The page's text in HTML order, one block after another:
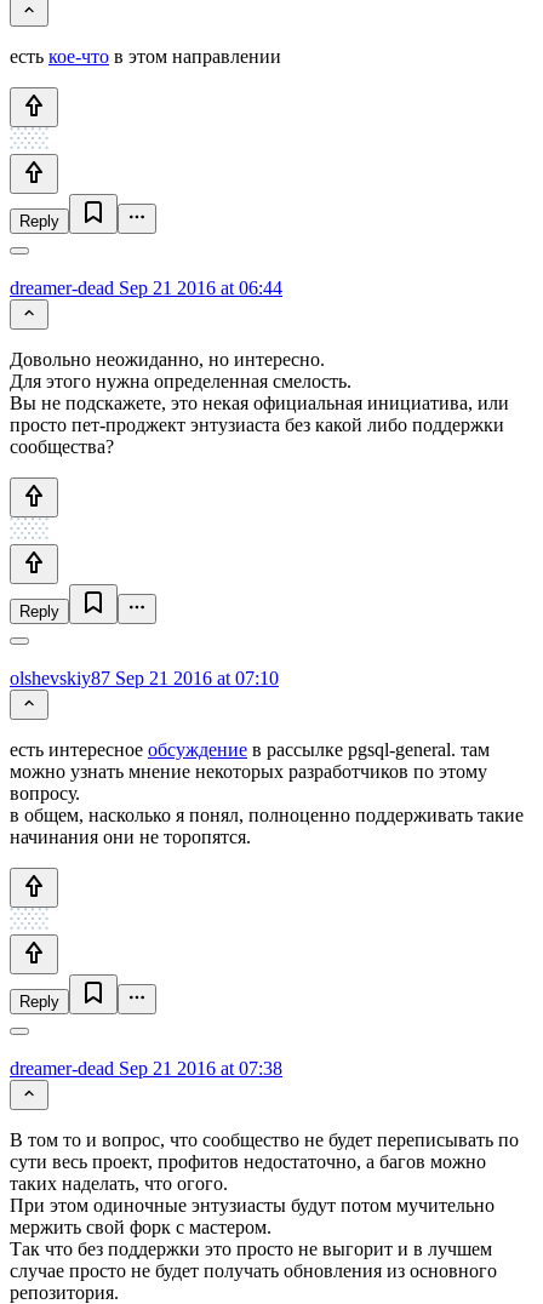
есть кое-что в этом направлении
Reply
dreamer-dead Sep 21 2016 at 06:44
Довольно неожиданно, но интересно.
Для этого нужна определенная смелость.
Вы не подскажете, это некая официальная инициатива, или
просто пет-проджект энтузиаста без какой либо поддержки
сообщества?
Reply
olshevskiy87 Sep 21 2016 at 07:10
есть интересное обсуждение в рассылке pgsql-general. там
можно узнать мнение некоторых разработчиков по этому
вопросу.
в общем, насколько я понял, полноценно поддерживать такие
начинания они не торопятся.
Reply
dreamer-dead Sep 21 2016 at 07:38
В том то и вопрос, что сообщество не будет переписывать по
сути весь проект, профитов недостаточно, а багов можно
таких наделать, что огого.
При этом одиночные энтузиасты будут потом мучительно
мержить свой форк с мастером.
Так что без поддержки это просто не выгорит и в лучшем
случае просто не будет получать обновления из основного
репозитория.